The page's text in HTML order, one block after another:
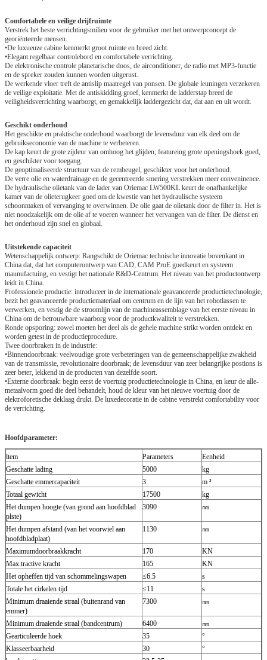
Comfortabele en veilige drijfruimte
Verstrek het beste verrichtingsmilieu voor de gebruiker met het ontwerpconcept de
georiënteerde mensen.
•De luxueuze cabine kenmerkt groot ruimte en breed zicht.
•Elegant regelbaar controlebord en comfortabele verrichting.
De elektronische controle planetarische doos, de airconditioner, de radio met MP3-functie
en de spreker zouden kunnen worden uitgerust.
De werkende vloer treft de antislip maatregel van ponsen. De globale leuningen verzekeren
de veilige exploitatie. Met de antiskidding groef, kenmerkt de ladderstap breed de
veiligheidsverrichting waarborgt, en gemakkelijk laddergezicht dat, dat aan en uit wordt.
Geschikt onderhoud
Het geschikte en praktische onderhoud waarborgt de levensduur van elk deel om de
gebruikseconomie van de machine te verbeteren.
De kap keurt de grote zijdeur van omhoog het glijden, featureing grote openingshoek goed,
en geschikter voor toegang.
De geoptimaliseerde structuur van de rembeugel, geschikter voor het onderhoud.
De verre olie en waterdrainage en de gecentreerde smering verstrekken meer conveninence.
De hydraulische olietank van de lader van Oriemac LW500KL keurt de onafhankelijke
kamer van de olieterugkeer goed om de kwestie van het hydraulische systeem
schoonmaken of vervanging te overwinnen. De olie gaat de olietank door de filter in. Het is
niet noodzakelijk om de olie af te voeren wanneer het vervangen van de filter. De dienst en
het onderhoud zijn snel en globaal.
Uitstekende capaciteit
Wetenschappelijk ontwerp: Rangschikt de Oriemac technische innovatie bovenkant in
China dat, dat het computerontwerp van CAD, CAM ProE goedkeurt en systeem
maunufactuing, en vestigt het nationale R&D-Centrum. Het niveau van het productontwerp
leidt in China.
Professionele productie: introduceer in de internationale geavanceerde productietechnologie,
bezit het geavanceerde productiemateriaal om centrum en de lijn van het robotlassen te
verwerken, en vestig de de stroomlijn van de machineassemblage van het eerste niveau in
China om de betrouwbare waarborg voor de productkwaliteit te verstrekken.
Ronde opsporing: zowel moeten het deel als de gehele machine strikt worden ontdekt en
worden getest in de productieprocedure.
Twee doorbraken in de industrie:
•Binnendoorbraak: veelvoudige grote verbeteringen van de gemeenschappelijke zwakheid
van de transmissie, revolutionaire doorbraak; de levensduur van zeer belangrijke postions is
zeer beter, lekkend in de producten van dezelfde soort.
•Externe doorbraak: begin eerst de voertuig productietechnologie in China, en keur de alle-
metaalvorm goed die deel behandelt, houd de kleur van het nieuwe voertuig door de
elektroforetische deklaag drukt. De luxedecoratie in de cabine verstrekt comfortability voor
de verrichting.
Hoofdparameter:
ltem Parameters
Eenheid
Geschatte lading
5000
kg
Geschatte emmercapaciteit
3
m ³
Totaal gewicht
17500
kg
Het dumpen hoogte (van grond aan hoofdblad
plste)
3090 ㎜
Het dumpen afstand (van het voorwiel aan
hoofdbladplaat)
1130 ㎜
Maximumdoorbraakkracht 170
KN
Max.tractive kracht
165
KN
Het opheffen tijd van schommelingswapen
≤6.5
s
Totale het cirkelen tijd
≤11
s
Minimum draaiende straal (buitenrand van
emmer)
7300 ㎜
Minimum draaiende straal (bandcentrum) 6400
㎜
Gearticuleerde hoek
35
°
Klasseerbaarheid
30
°